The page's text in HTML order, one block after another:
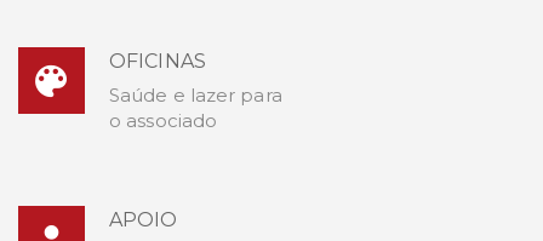
OFICINAS
Saúde e lazer para
o associado
APOIO